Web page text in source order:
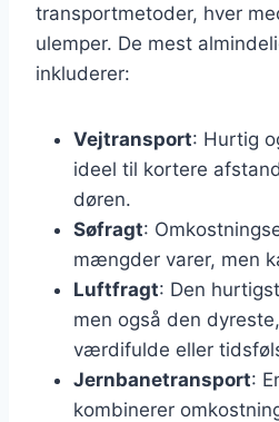
transportmetoder, hver
ulemper. De mest
inkluderer:
Vejtransport: Hurtig
ideel til kortere
døren.
Søfragt:
mængder varer, men
Luftfragt: Den
men også den
værdifulde eller
Jernbanetransport:
kombinerer